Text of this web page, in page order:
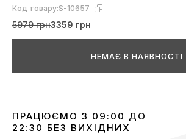
Код товару:S-10657
5979 грн3359 грн
НЕМАЄ В НАЯВНОСТІ
ПРАЦЮЄМО З 09:00 ДО
22:30 БЕЗ ВИХІДНИХ